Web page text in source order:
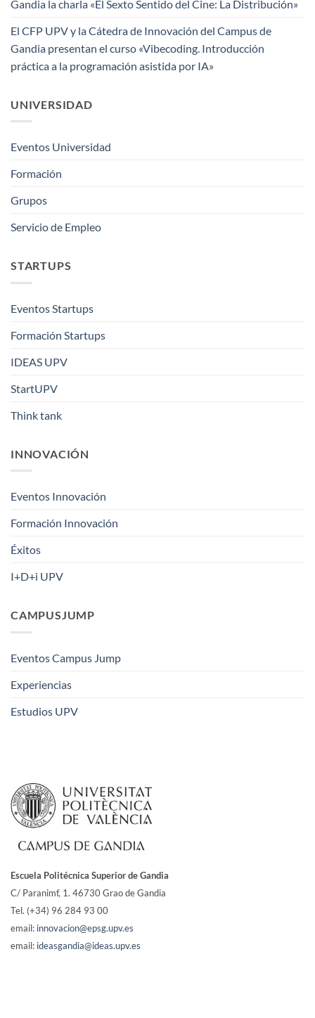
Gandia la charla «El Sexto Sentido del Cine: La Distribución»
El CFP UPV y la Cátedra de Innovación del Campus de
Gandia presentan el curso «Vibecoding. Introducción
práctica a la programación asistida por IA»
UNIVERSIDAD
Eventos Universidad
Formación
Grupos
Servicio de Empleo
STARTUPS
Eventos Startups
Formación Startups
IDEAS UPV
StartUPV
Think tank
INNOVACIÓN
Eventos Innovación
Formación Innovación
Éxitos
I+D+i UPV
CAMPUSJUMP
Eventos Campus Jump
Experiencias
Estudios UPV
Escuela Politécnica Superior de Gandia
C/ Paranimf, 1. 46730 Grao de Gandia
Tel. (+34) 96 284 93 00
email: innovacion@epsg.upv.es
email: ideasgandia@ideas.upv.es